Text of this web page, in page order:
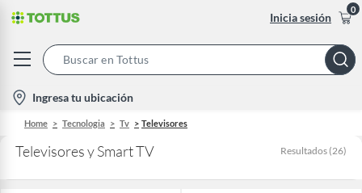
Inicia sesión
0
Bar
location-
icon
Ingresa tu ubicación
Home Tecnologia Tv Televisores
Televisores y Smart TV Resultados (26)